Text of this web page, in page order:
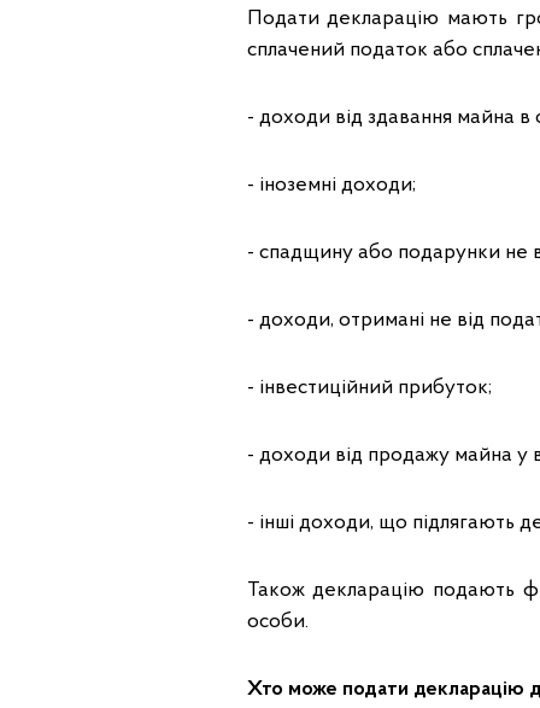
Подати декларацію мають
сплачений податок або
- доходи від здавання майна в
- іноземні доходи;
- спадщину або подарунки не
- доходи, отримані не від
- інвестиційний прибуток;
- доходи від продажу майна у
- інші доходи, що підлягають
Також декларацію подають
особи.
Хто може подати декларацію